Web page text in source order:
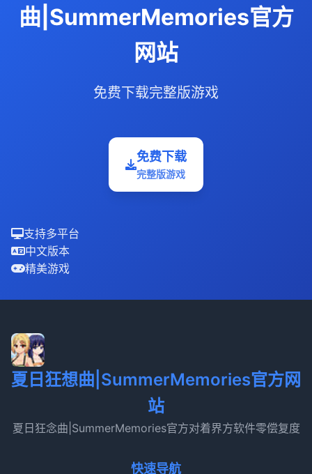
曲|SummerMemories官方
网站
免费下载完整版游戏
免费下载
完整版游戏
支持多平台
中文版本
精美游戏
夏日狂想曲|SummerMemories官方网
站
夏日狂念曲|SummerMemories官方对着界方软件零偿复度
快速导航